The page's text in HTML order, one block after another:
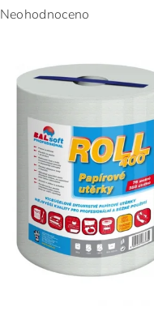
Neohodnoceno